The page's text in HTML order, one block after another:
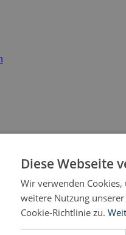
Diese Webseite
Wir verwenden
weitere Nutzung
Cookie-Richtlinie zu.